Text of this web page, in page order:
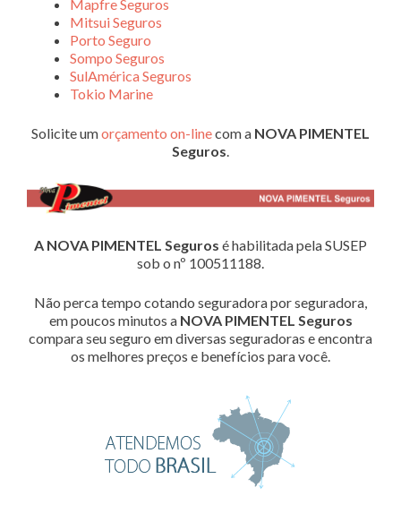
Mapfre Seguros
Mitsui Seguros
Porto Seguro
Sompo Seguros
SulAmérica Seguros
Tokio Marine
Solicite umorçamento on-linecom a NOVA PIMENTEL
Seguros.
A NOVA PIMENTEL Seguros é habilitada pela SUSEP
sob o nº 100511188.
Não perca tempo cotando seguradora por seguradora,
em poucos minutos a NOVA PIMENTEL Seguros
compara seu seguro em diversas seguradoras e encontra
os melhores preços e benefícios para você.